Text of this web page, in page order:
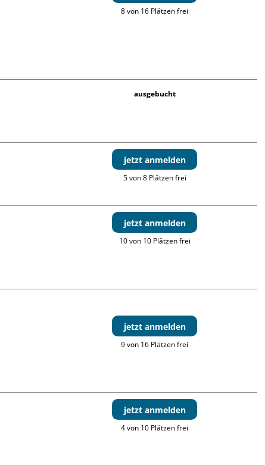
8 von 16 Plätzen frei
ausgebucht
jetzt anmelden
5 von 8 Plätzen frei
jetzt anmelden
10 von 10 Plätzen frei
jetzt anmelden
9 von 16 Plätzen frei
jetzt anmelden
4 von 10 Plätzen frei